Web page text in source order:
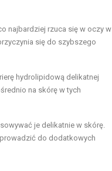
najbardziej rzuca się w oczy w
się do szybszego
hydrolipidową delikatnej
na skórę w tych
je delikatnie w skórę.
do dodatkowych